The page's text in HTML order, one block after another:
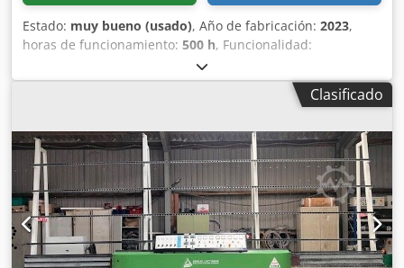
Estado: muy bueno (usado), Año de fabricación: 2023,
horas de funcionamiento: 500 h, Funcionalidad:
, Adquirimos este equipo en 2023
para un proyecto específico que finalmente no se llevó a
cabo, por lo que está prácticamente nuevo. Vendemos la
contra incendios Helios en conjunto; el precio de compra
de los tres fue £440.000. Nuestra Presona LP100 no puede
seguir el ritmo de la máquina; lo máximo que hemos
procesado son 13 toneladas por hora, cribado a 40 mm
para destrucción segura de papel. El equipo sigue
instalado y en funcionamiento. El comprador debe
encargarse del desmontaje y recogida. Este anuncio
Clasificado